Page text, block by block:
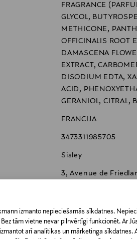
izmanto nepieciešamās sīkdatnes.
tām vietne nevar pilnvērtīgi funkcionēt. Ar
arī analītikas un mārketinga sīkdatnes.
FRAGRANCE
GLYCOL,
METHICONE,
OFFICINALIS ROOT
DAMASCENA
EXTRACT,
DISODIUM EDTA,
ACID,
GERANIOL, CITRAL,
FRANCIJA
3473311985705
Sisley
3, Avenue de
Sisley, Izia,
ķermeņa kopšana,